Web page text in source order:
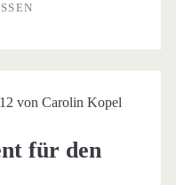
von Carolin Kopel
für den